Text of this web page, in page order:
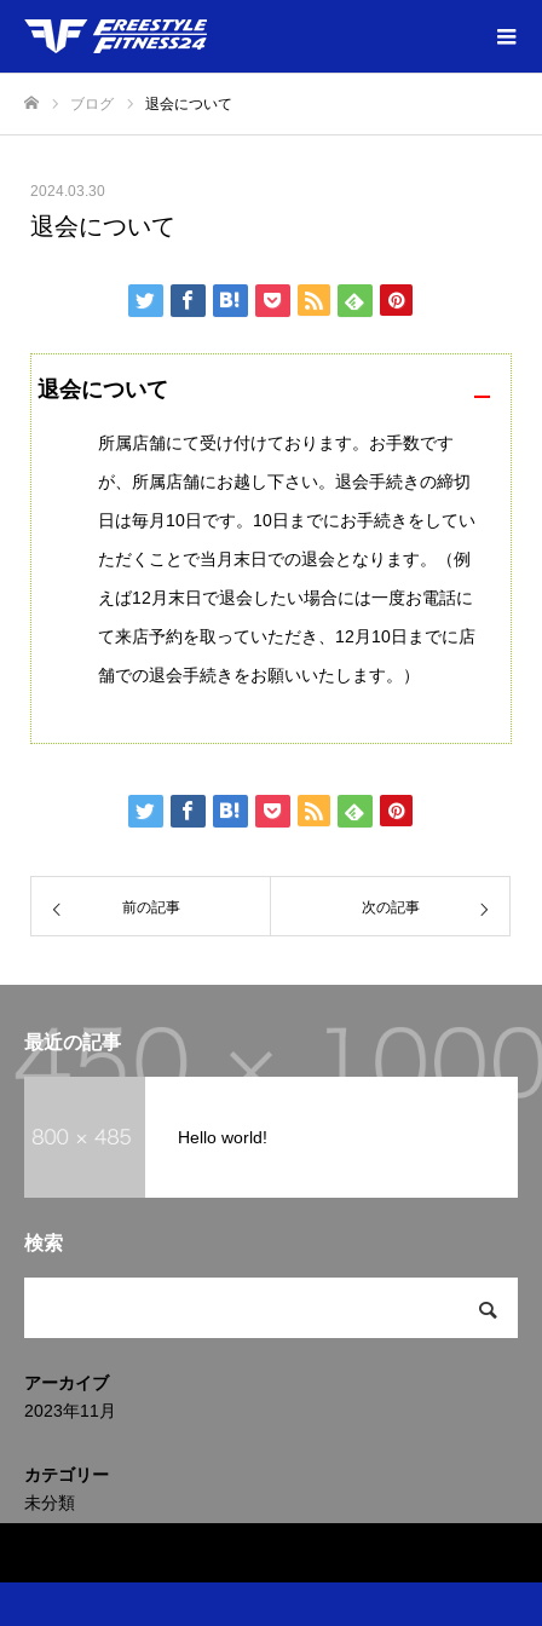
ブログ 退会について
2024.03.30
退会について
A
退会について
所属店舗にて受け付けております。お手数です
が、所属店舗にお越し下さい。退会手続きの締切
日は毎月10日です。10日までにお手続きをしてい
ただくことで当月末日での退会となります。（例
えば12月末日で退会したい場合には一度お電話に
て来店予約を取っていただき、12月10日までに店
舗での退会手続きをお願いいたします。）
前の記事 次の記事
最近の記事
Hello world!
検索
アーカイブ
2023年11月
カテゴリー
未分類